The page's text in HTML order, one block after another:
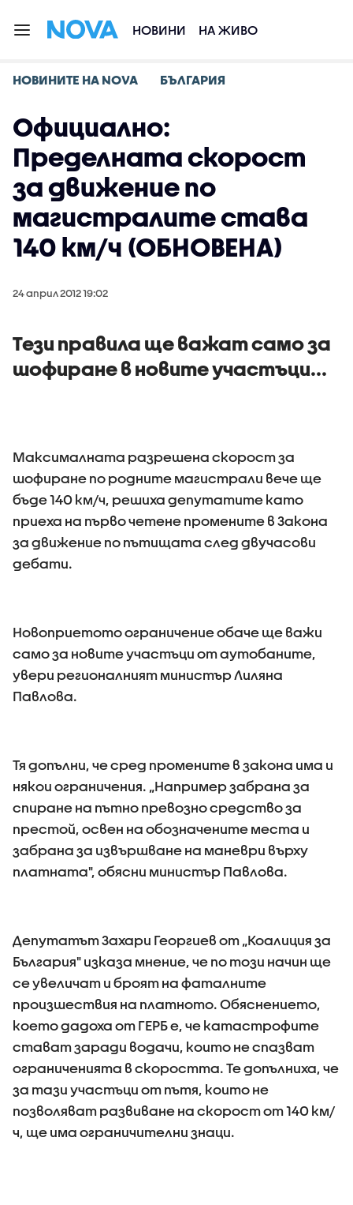
НОВИНИ НА ЖИВО
НОВИНИТЕ НА NOVA БЪЛГАРИЯ
Официално:
Пределната скорост
за движение по
магистралите става
140 км/ч (ОБНОВЕНА)
24 април 2012 19:02
Тези правила ще важат само за
шофиране в новите участъци...
Максималната разрешена скорост за
шофиране по родните магистрали вече ще
бъде 140 км/ч, решиха депутатите като
приеха на първо четене промените в Закона
за движение по пътищата след двучасови
дебати.
Новоприетото ограничение обаче ще важи
само за новите участъци от аутобаните,
увери регионалният министър Лиляна
Павлова.
Тя допълни, че сред промените в закона има и
някои ограничения. „Например забрана за
спиране на пътно превозно средство за
престой, освен на обозначените места и
забрана за извършване на маневри върху
платната", обясни министър Павлова.
Депутатът Захари Георгиев от „Коалиция за
България" изказа мнение, че по този начин ще
се увеличат и броят на фаталните
произшествия на платното. Обяснението,
което дадоха от ГЕРБ е, че катастрофите
стават заради водачи, които не спазват
ограниченията в скоростта. Те допълниха, че
за тази участъци от пътя, които не
позволяват развиване на скорост от 140 км/
ч, ще има ограничителни знаци.